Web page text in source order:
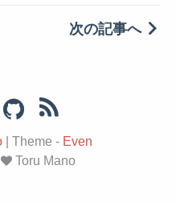
次の記事へ
Theme - Even
Toru Mano